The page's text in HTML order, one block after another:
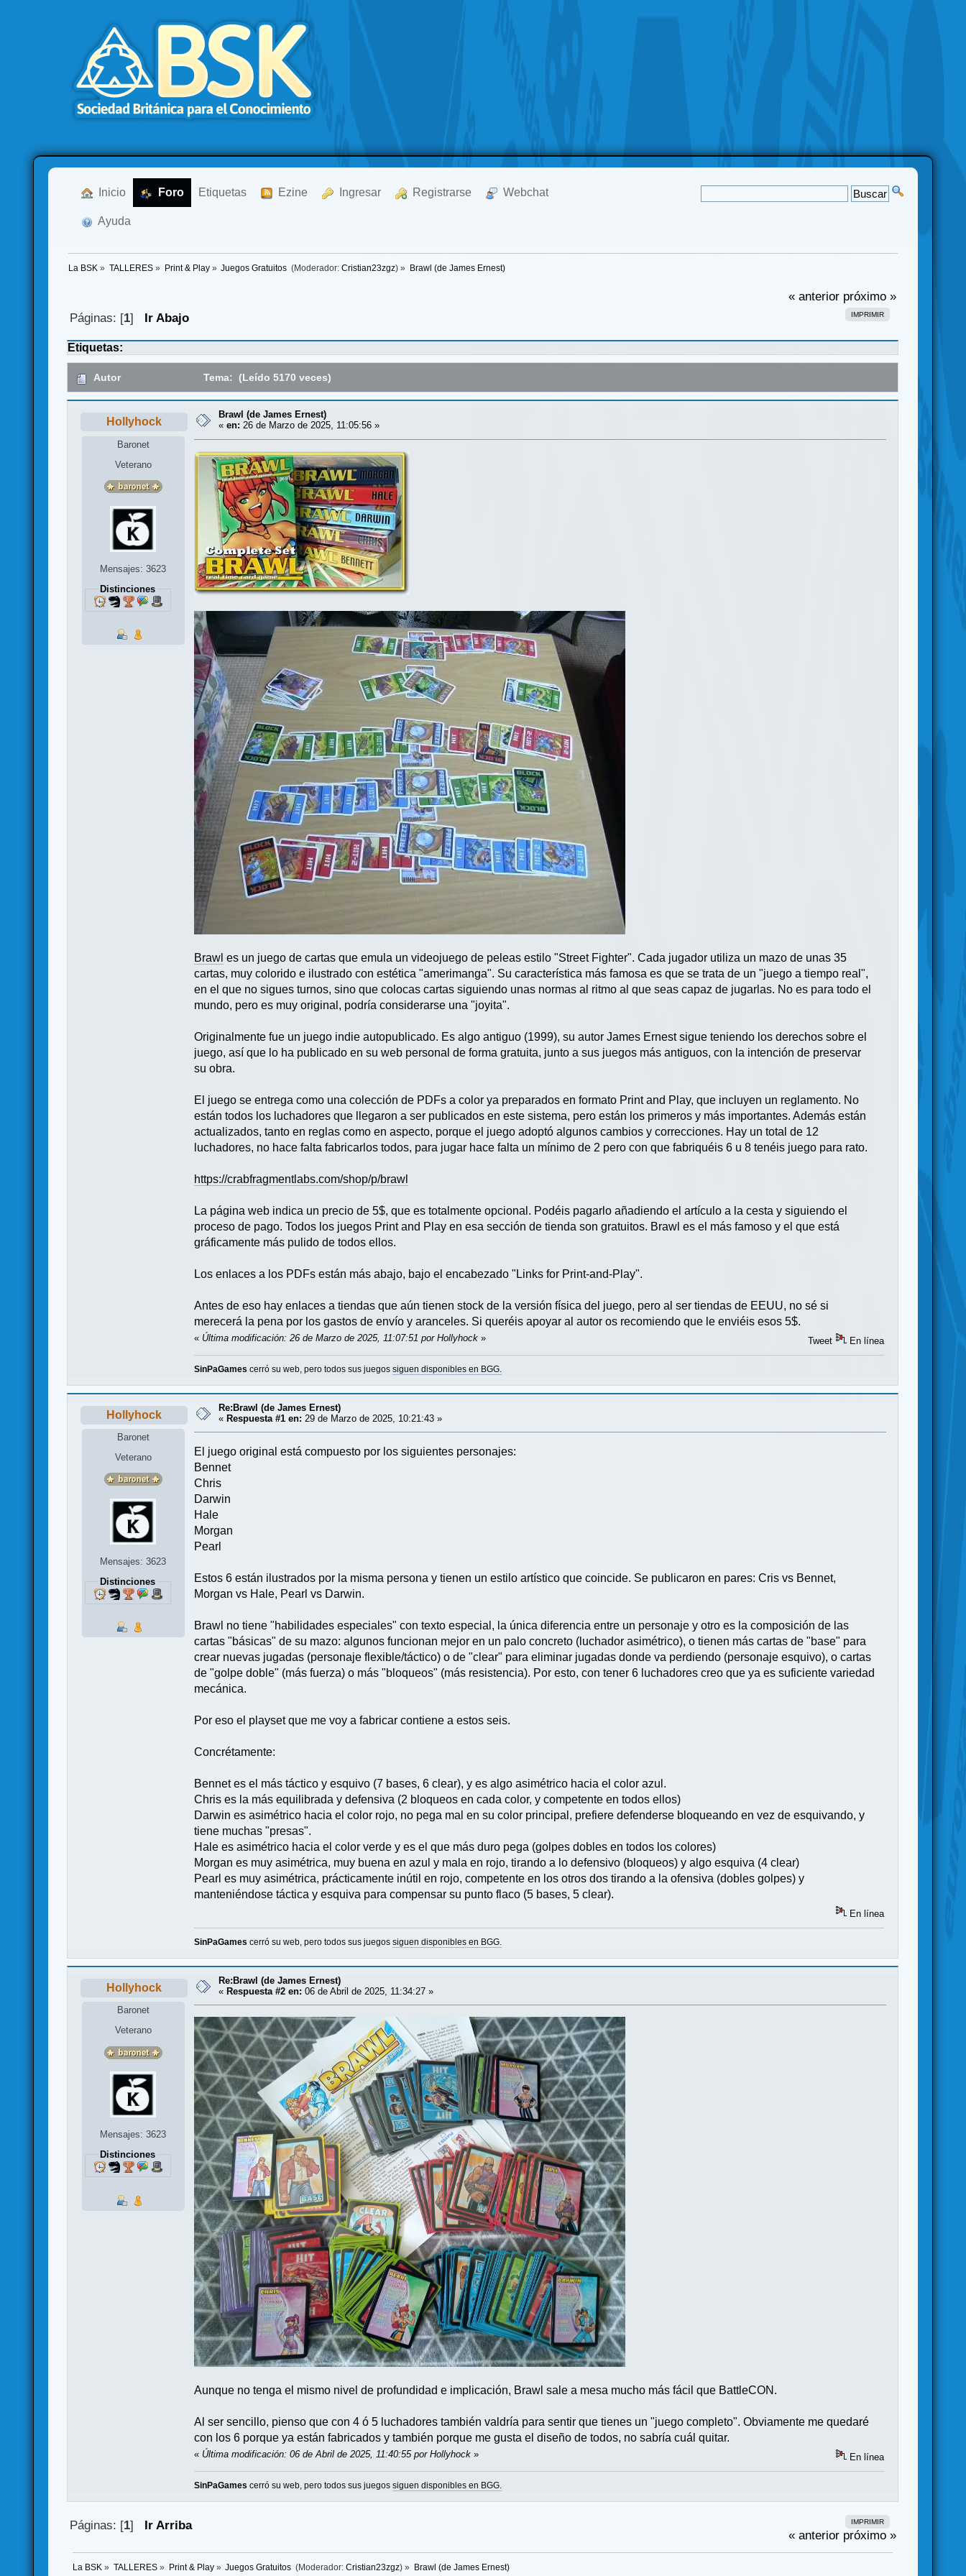
Inicio Foro Etiquetas Ezine Ingresar Registrarse Webchat
Ayuda
La BSK » TALLERES» Print & Play» Juegos Gratuitos (Moderador:Cristian23zgz) » Brawl (de James Ernest)
« anterior próximo »
IMPRIMIR
Páginas: [1] Ir Abajo
Etiquetas:
Autor Tema: (Leído 5170 veces)
Hollyhock
Baronet
Veterano
Mensajes: 3623
Distinciones
Brawl (de James Ernest)
«en: 26 de Marzo de 2025, 11:05:56 »
Brawl es un juego de cartas que emula un videojuego de peleas estilo "Street Fighter". Cada jugador utiliza un mazo de unas 35
cartas, muy colorido e ilustrado con estética "amerimanga". Su característica más famosa es que se trata de un "juego a tiempo real",
en el que no sigues turnos, sino que colocas cartas siguiendo unas normas al ritmo al que seas capaz de jugarlas. No es para todo el
mundo, pero es muy original, podría considerarse una "joyita".
Originalmente fue un juego indie autopublicado. Es algo antiguo (1999), su autor James Ernest sigue teniendo los derechos sobre el
juego, así que lo ha publicado en su web personal de forma gratuita, junto a sus juegos más antiguos, con la intención de preservar
su obra.
El juego se entrega como una colección de PDFs a color ya preparados en formato Print and Play, que incluyen un reglamento. No
están todos los luchadores que llegaron a ser publicados en este sistema, pero están los primeros y más importantes. Además están
actualizados, tanto en reglas como en aspecto, porque el juego adoptó algunos cambios y correcciones. Hay un total de 12
luchadores, no hace falta fabricarlos todos, para jugar hace falta un mínimo de 2 pero con que fabriquéis 6 u 8 tenéis juego para rato.
https://crabfragmentlabs.com/shop/p/brawl
La página web indica un precio de 5$, que es totalmente opcional. Podéis pagarlo añadiendo el artículo a la cesta y siguiendo el
proceso de pago. Todos los juegos Print and Play en esa sección de tienda son gratuitos. Brawl es el más famoso y el que está
gráficamente más pulido de todos ellos.
Los enlaces a los PDFs están más abajo, bajo el encabezado "Links for Print-and-Play".
Antes de eso hay enlaces a tiendas que aún tienen stock de la versión física del juego, pero al ser tiendas de EEUU, no sé si
merecerá la pena por los gastos de envío y aranceles. Si queréis apoyar al autor os recomiendo que le enviéis esos 5$.
« Última modificación: 26 de Marzo de 2025, 11:07:51 por Hollyhock » Tweet En línea
SinPaGames cerró su web, pero todos sus juegossiguen disponibles en BGG.
Hollyhock
Baronet
Veterano
Mensajes: 3623
Distinciones
Re:Brawl (de James Ernest)
«Respuesta #1 en: 29 de Marzo de 2025, 10:21:43 »
El juego original está compuesto por los siguientes personajes:
Bennet
Chris
Darwin
Hale
Morgan
Pearl
Estos 6 están ilustrados por la misma persona y tienen un estilo artístico que coincide. Se publicaron en pares: Cris vs Bennet,
Morgan vs Hale, Pearl vs Darwin.
Brawl no tiene "habilidades especiales" con texto especial, la única diferencia entre un personaje y otro es la composición de las
cartas "básicas" de su mazo: algunos funcionan mejor en un palo concreto (luchador asimétrico), o tienen más cartas de "base" para
crear nuevas jugadas (personaje flexible/táctico) o de "clear" para eliminar jugadas donde va perdiendo (personaje esquivo), o cartas
de "golpe doble" (más fuerza) o más "bloqueos" (más resistencia). Por esto, con tener 6 luchadores creo que ya es suficiente variedad
mecánica.
Por eso el playset que me voy a fabricar contiene a estos seis.
Concrétamente:
Bennet es el más táctico y esquivo (7 bases, 6 clear), y es algo asimétrico hacia el color azul.
Chris es la más equilibrada y defensiva (2 bloqueos en cada color, y competente en todos ellos)
Darwin es asimétrico hacia el color rojo, no pega mal en su color principal, prefiere defenderse bloqueando en vez de esquivando, y
tiene muchas "presas".
Hale es asimétrico hacia el color verde y es el que más duro pega (golpes dobles en todos los colores)
Morgan es muy asimétrica, muy buena en azul y mala en rojo, tirando a lo defensivo (bloqueos) y algo esquiva (4 clear)
Pearl es muy asimétrica, prácticamente inútil en rojo, competente en los otros dos tirando a la ofensiva (dobles golpes) y
manteniéndose táctica y esquiva para compensar su punto flaco (5 bases, 5 clear).
En línea
SinPaGames cerró su web, pero todos sus juegossiguen disponibles en BGG.
Hollyhock
Baronet
Veterano
Mensajes: 3623
Distinciones
Re:Brawl (de James Ernest)
«Respuesta #2 en: 06 de Abril de 2025, 11:34:27 »
Aunque no tenga el mismo nivel de profundidad e implicación, Brawl sale a mesa mucho más fácil que BattleCON.
Al ser sencillo, pienso que con 4 ó 5 luchadores también valdría para sentir que tienes un "juego completo". Obviamente me quedaré
con los 6 porque ya están fabricados y también porque me gusta el diseño de todos, no sabría cuál quitar.
« Última modificación: 06 de Abril de 2025, 11:40:55 por Hollyhock » En línea
SinPaGames cerró su web, pero todos sus juegossiguen disponibles en BGG.
IMPRIMIR
Páginas: [1] Ir Arriba
« anterior próximo »
La BSK » TALLERES» Print & Play» Juegos Gratuitos (Moderador:Cristian23zgz) » Brawl (de James Ernest)